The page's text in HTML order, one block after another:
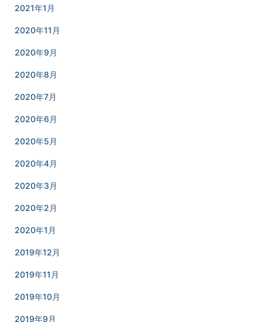
2021年1月
2020年11月
2020年9月
2020年8月
2020年7月
2020年6月
2020年5月
2020年4月
2020年3月
2020年2月
2020年1月
2019年12月
2019年11月
2019年10月
2019年9月